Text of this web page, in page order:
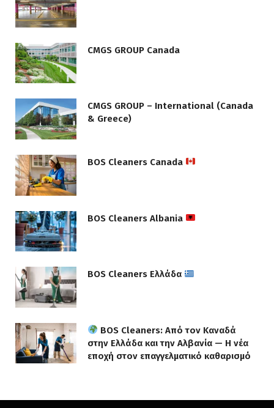
CMGS GROUP Canada
CMGS GROUP – International (Canada
& Greece)
BOS Cleaners Canada
BOS Cleaners Albania
BOS Cleaners Ελλάδα
BOS Cleaners: Από τον Καναδά
στην Ελλάδα και την Αλβανία — Η νέα
εποχή στον επαγγελματικό καθαρισμό